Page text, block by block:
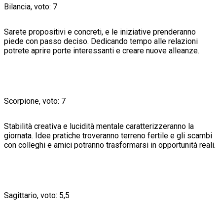
Bilancia, voto: 7
Sarete propositivi e concreti, e le iniziative prenderanno
piede con passo deciso. Dedicando tempo alle relazioni
potrete aprire porte interessanti e creare nuove alleanze.
Scorpione, voto: 7
Stabilità creativa e lucidità mentale caratterizzeranno la
giornata. Idee pratiche troveranno terreno fertile e gli scambi
con colleghi e amici potranno trasformarsi in opportunità reali.
Sagittario, voto: 5,5